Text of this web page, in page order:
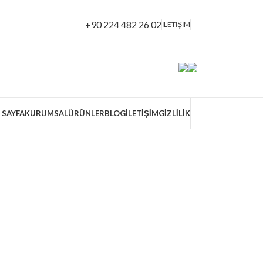
+90 224 482 26 02 İLETİŞİM
KURUMSALÜRÜNLERBLOGİLETIŞIMGİZLİLİK